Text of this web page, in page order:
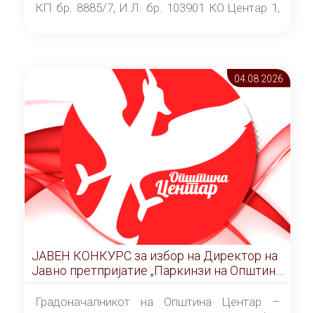
КП бр. 8885/7, И.Л. бр. 103901 КО Центар 1,
Скопје” број 9/2026), за времетраење од 3
(три) години од денот на потпишувањето на
Договорот за закуп со најповолниот
понудувач.
04.08 2026
ЈАВЕН КОНКУРС за избор на Директор на
Јавно претпријатие „Паркинзи на Општина
Центар“ – Скопје
Градоначалникот на Општина Центар –